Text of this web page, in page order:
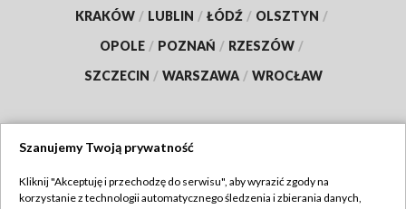
KRAKÓW / LUBLIN / ŁÓDŹ / OLSZTYN /
OPOLE / POZNAŃ / RZESZÓW /
SZCZECIN / WARSZAWA / WROCŁAW
TVP
Szanujemy Twoją prywatność
Kliknij "Akceptuję i przechodzę do serwisu", aby wyrazić zgody na
korzystanie z technologii automatycznego śledzenia i zbierania danych,